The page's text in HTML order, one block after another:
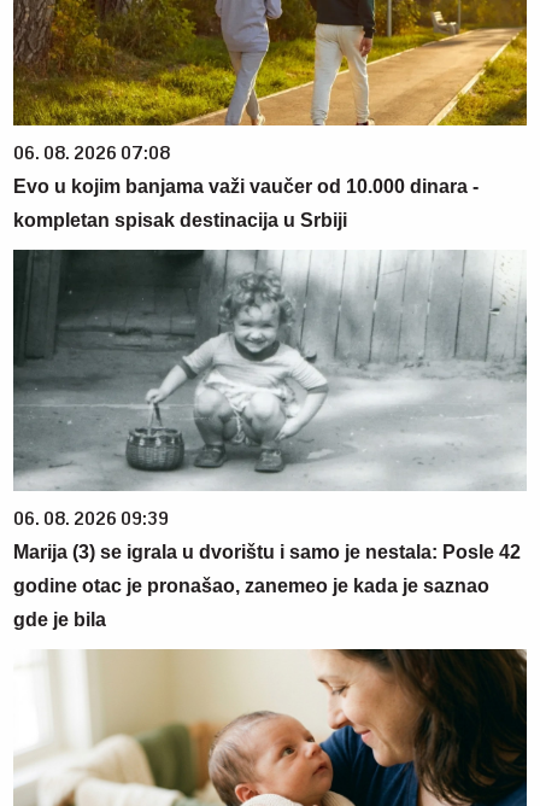
06. 08. 2026 07:08
Evo u kojim banjama važi vaučer od 10.000 dinara -
kompletan spisak destinacija u Srbiji
06. 08. 2026 09:39
Marija (3) se igrala u dvorištu i samo je nestala: Posle 42
godine otac je pronašao, zanemeo je kada je saznao
gde je bila